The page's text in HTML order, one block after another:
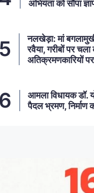
अभियंता को सौंपा
नलखेड़ा: मां
रवैया, गरीबों पर चला
अतिक्रमणकारियों पर
आमला विधायक डॉ.
पैदल भ्रमण, निर्माण